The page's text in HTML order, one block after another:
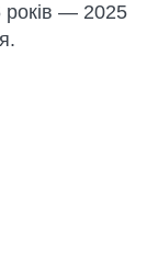
років — 2025